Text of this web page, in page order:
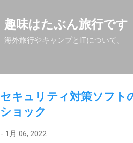
趣味はたぶん旅行です
海外旅行やキャンプとITについて。
セキュリティ対策ソフト
ショック
- 1月 06, 2022